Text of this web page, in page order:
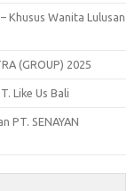
Khusus Wanita Lulusan
(GROUP) 2025
Like Us Bali
PT. SENAYAN